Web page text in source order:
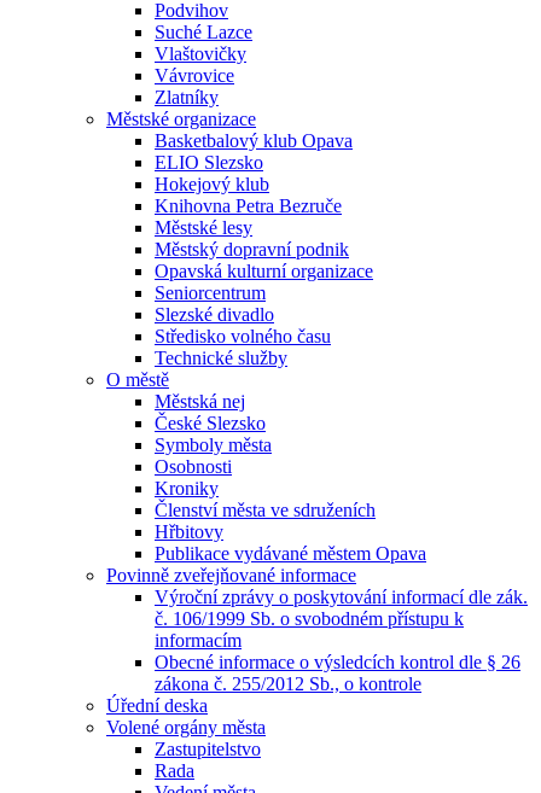
Podvihov
Suché Lazce
Vlaštovičky
Vávrovice
Zlatníky
Městské organizace
Basketbalový klub Opava
ELIO Slezsko
Hokejový klub
Knihovna Petra Bezruče
Městské lesy
Městský dopravní podnik
Opavská kulturní organizace
Seniorcentrum
Slezské divadlo
Středisko volného času
Technické služby
O městě
Městská nej
České Slezsko
Symboly města
Osobnosti
Kroniky
Členství města ve sdruženích
Hřbitovy
Publikace vydávané městem Opava
Povinně zveřejňované informace
Výroční zprávy o poskytování informací dle zák.
č. 106/1999 Sb. o svobodném přístupu k
informacím
Obecné informace o výsledcích kontrol dle § 26
zákona č. 255/2012 Sb., o kontrole
Úřední deska
Volené orgány města
Zastupitelstvo
Rada